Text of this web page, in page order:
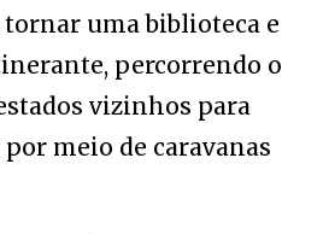
tornar uma biblioteca e
percorrendo o
vizinhos para
meio de caravanas